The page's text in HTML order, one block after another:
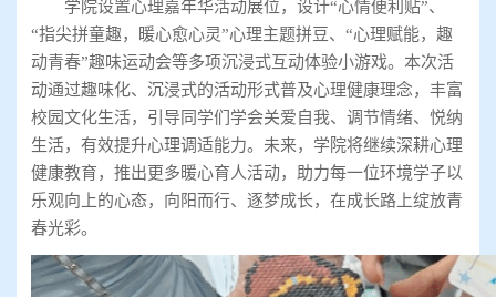
学院设置心理嘉年华活动展位，设计“心情便利贴”、
“指尖拼童趣，暖心愈心灵”心理主题拼豆、“心理赋能，趣
动青春”趣味运动会等多项沉浸式互动体验小游戏。本次活
动通过趣味化、沉浸式的活动形式普及心理健康理念，丰富
校园文化生活，引导同学们学会关爱自我、调节情绪、悦纳
生活，有效提升心理调适能力。未来，学院将继续深耕心理
健康教育，推出更多暖心育人活动，助力每一位环境学子以
乐观向上的心态，向阳而行、逐梦成长，在成长路上绽放青
春光彩。